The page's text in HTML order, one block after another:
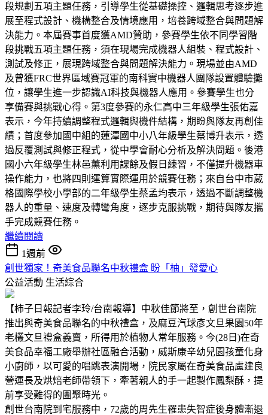
段規劃五項主題任務，引導學生從基礎操控、邏輯思考逐步進
展至程式設計、機構整合及情境應用，培養跨域整合與問題解
決能力。本屆賽事首度獲AMD贊助，參賽學生依不同學習階
段挑戰五項主題任務，須在現場完成機器人組裝、程式設計、
測試及修正，展現跨域整合與問題解決能力。現場並由AMD
及曾獲FRC世界區域賽冠軍的南科實中機器人團隊設置體驗攤
位，讓學生進一步認識AI科技與機器人應用。參賽學生也分
享備賽與挑戰心得。第3度參賽的永仁高中三年級學生張佑嘉
表示，今年持續調整程式邏輯與機件結構，期盼與隊友再創佳
績；首度參加國中組的蓮潭國中小八年級學生蔡博升表示，透
過反覆測試與修正程式，從中學會耐心分析及解決問題。後港
國小六年級學生林邑薰利用課餘及假日練習，不僅提升機器車
操作能力，也將四則運算實際運用於競賽任務；來自台中市葳
格國際學校小學部的二年級學生蔡孟均表示，透過不斷調整機
器人的重量、速度及轉彎角度，逐步克服挑戰，期待與隊友攜
手完成競賽任務。
繼續閱讀
1週前
創世獨家！奇美食品聯名中秋禮盒 盼「柚」發愛心
公益活動 生活綜合
【柿子日報記者李玲/台南報導】中秋佳節將至，創世台南院
推出與奇美食品聯名的中秋禮盒，及麻豆汽球彥文旦果園50年
老欉文旦禮盒義賣，所得用於植物人常年服務。今(28日)在奇
美食品幸福工廠舉辦社區融合活動，威斯康辛幼兒園孩童化身
小廚師，以可愛的唱跳表演開場，院民家屬在奇美食品盧建良
營運長及烘焙老師帶領下，牽著親人的手一起製作鳳梨酥，提
前享受難得的團聚時光。
創世台南院到宅服務中，72歲的周先生罹患失智症後身體漸退